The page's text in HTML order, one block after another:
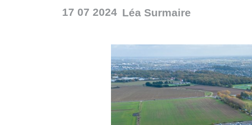
17 07 2024 Léa Surmaire